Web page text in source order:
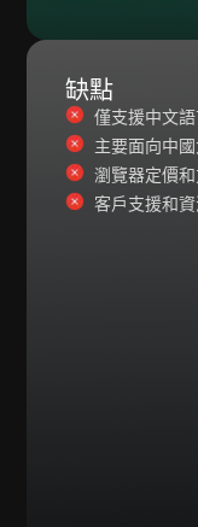
缺點
僅支援中文
主要面向中
瀏覽器定價
客戶支援和